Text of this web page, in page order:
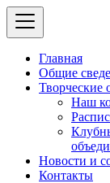
Главная
Общие
Творческие
Наш
Новости и
Контакты